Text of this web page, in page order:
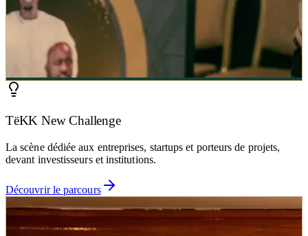
TëKK New Challenge
La scène dédiée aux entreprises, startups et porteurs de projets,
devant investisseurs et institutions.
Découvrir le parcours